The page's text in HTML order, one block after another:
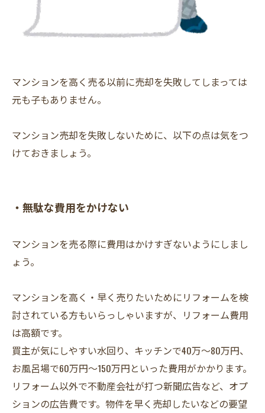
マンションを高く売る以前に売却を失敗してしまっては
元も子もありません。
マンション売却を失敗しないために、以下の点は気をつ
けておきましょう。
・無駄な費用をかけない
マンションを売る際に費用はかけすぎないようにしまし
ょう。
マンションを高く・早く売りたいためにリフォームを検
討されている方もいらっしゃいますが、リフォーム費用
は高額です。
買主が気にしやすい水回り、キッチンで40万～80万円、
お風呂場で60万円～150万円といった費用がかかります。
リフォーム以外で不動産会社が打つ新聞広告など、オプ
ションの広告費です。物件を早く売却したいなどの要望